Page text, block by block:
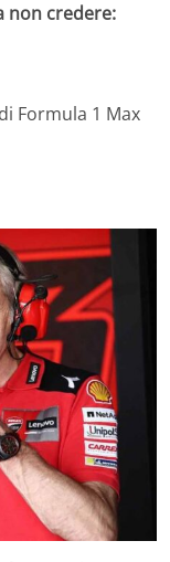
non credere:
Formula 1 Max